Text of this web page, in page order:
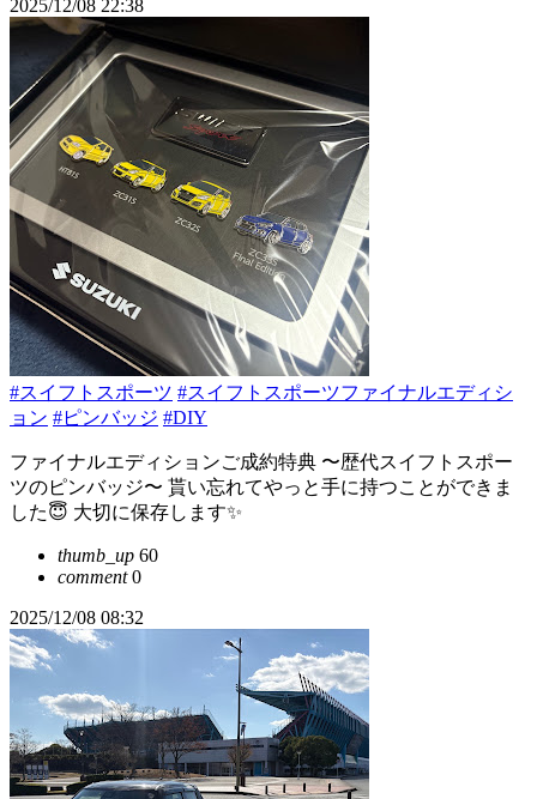
2025/12/08 22:38
#スイフトスポーツ #スイフトスポーツファイナルエディシ
ョン #ピンバッジ #DIY
ファイナルエディションご成約特典 〜歴代スイフトスポー
ツのピンバッジ〜 貰い忘れてやっと手に持つことができま
した😇 大切に保存します✨
thumb_up 60
comment0
2025/12/08 08:32